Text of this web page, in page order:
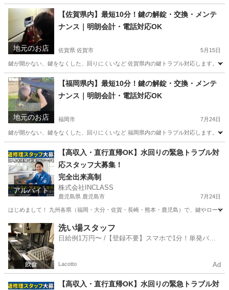
大分 大分市 その他 スタッフ
地元のお店
【佐賀県内】最短10分！鍵の解錠・交換・メンテ
ナンス｜明朗会計・電話対応OK
佐賀県 佐賀市 5月15日
鍵が開かない、鍵をなくした、回りにくいなど 佐賀県内の鍵トラブル対応します。 ■
佐賀 佐賀市 鍵交換 無料
地元のお店
【福岡県内】最短10分！鍵の解錠・交換・メンテ
ナンス｜明朗会計・電話対応OK
福岡市 7月24日
鍵が開かない、鍵をなくした、回りにくいなど 福岡県内の鍵トラブル対応します。 ■
鍵交換 無料
アルバイト
【高収入・直行直帰OK】水回りの緊急トラブル対
応スタッフ大募集！
完全出来高制
株式会社INCLASS
鹿児島県 鹿児島市 7月24日
はじめまして！ 九州各県（福岡・大分・佐賀・長崎・熊本・鹿児島）で、鍵やロー
鹿児島 鹿児島市 その他 スタッフ
洗い場スタッフ
日給例1万円〜 /【登録不要】スマホで1分！単発バイ
Lacotto Ad
【高収入・直行直帰OK】水回りの緊急トラブル対